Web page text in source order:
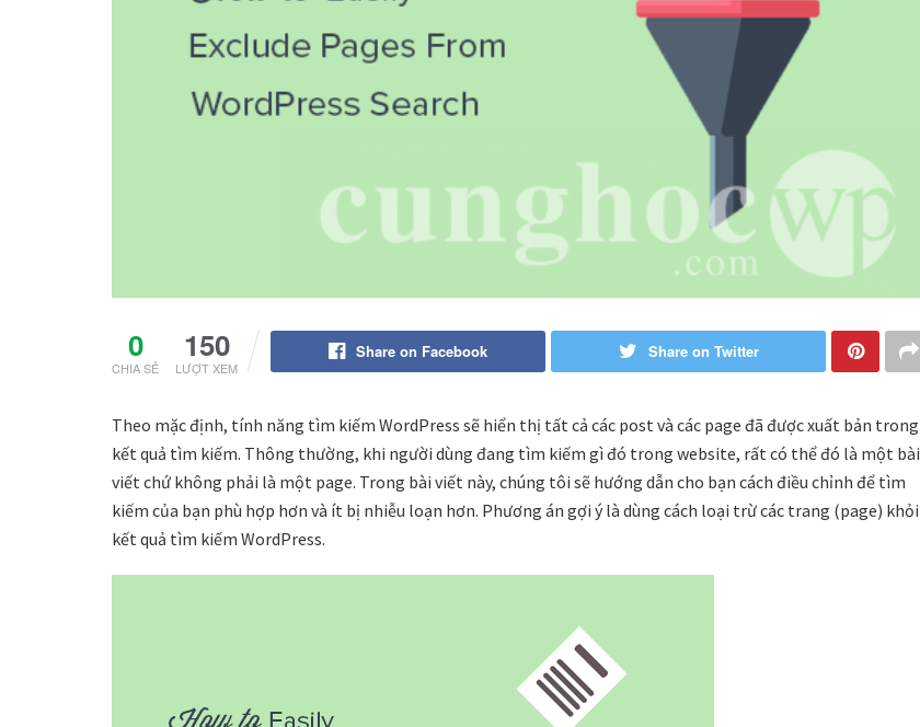
0
CHIA SẺ
150
LƯỢT XEM
Share on Facebook Share on Twitter
Theo mặc định, tính năng tìm kiếm WordPress sẽ hiển thị tất cả các post và các page đã được xuất bản trong
kết quả tìm kiếm. Thông thường, khi người dùng đang tìm kiếm gì đó trong website, rất có thể đó là một bài
viết chứ không phải là một page. Trong bài viết này, chúng tôi sẽ hướng dẫn cho bạn cách điều chỉnh để tìm
kiếm của bạn phù hợp hơn và ít bị nhiễu loạn hơn. Phương án gợi ý là dùng cách loại trừ các trang (page) khỏi
kết quả tìm kiếm WordPress.